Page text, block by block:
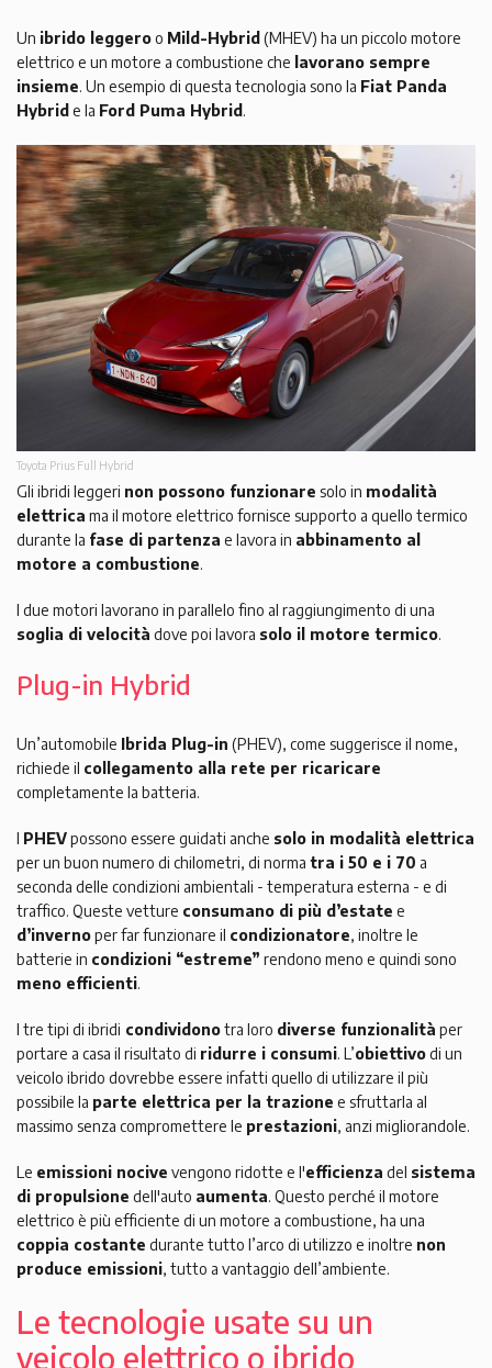
Un ibrido leggeroo Mild-Hybrid (MHEV) ha un piccolo motore
elettrico e un motore a combustione che lavorano sempre
insieme. Un esempio di questa tecnologia sono la Fiat Panda
Hybrid e la Ford Puma Hybrid .
Toyota Prius Full Hybrid
Gli ibridi leggeri non possono funzionare solo in modalità
elettrica ma il motore elettrico fornisce supporto a quello termico
durante la fase di partenza e lavora in abbinamento al
motore a combustione.
I due motori lavorano in parallelo fino al raggiungimento di una
soglia di velocità dove poi lavora solo il motore termico.
Plug-in Hybrid
Un’automobile Ibrida Plug-in (PHEV), come suggerisce il nome,
richiede il collegamento alla rete per ricaricare
completamente la batteria.
I PHEVpossono essere guidati anche solo in modalità elettrica
per un buon numero di chilometri, di norma tra i 50 e i 70 a
seconda delle condizioni ambientali - temperatura esterna - e di
traffico. Queste vetture consumano di più d’estate e
d’invernoper far funzionare il condizionatore, inoltre le
batterie in condizioni “estreme” rendono meno e quindi sono
meno efficienti.
I tre tipi di ibridi condividonotra loro diverse funzionalità per
portare a casa il risultato di ridurre i consumi. L’obiettivodi un
veicolo ibrido dovrebbe essere infatti quello di utilizzare il più
possibile la parte elettrica per la trazione e sfruttarla al
massimo senza compromettere le prestazioni, anzi migliorandole.
Le emissioni nocive vengono ridotte e l'efficienza del sistema
di propulsione dell'auto aumenta. Questo perché il motore
elettrico è più efficiente di un motore a combustione, ha una
coppia costante durante tutto l’arco di utilizzo e inoltre non
produce emissioni, tutto a vantaggio dell’ambiente.
Le tecnologie usate su un
veicolo elettrico o ibrido